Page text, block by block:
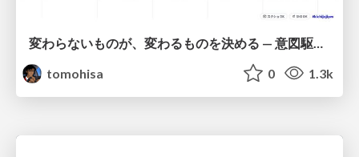
tomohisa
0 1.3k